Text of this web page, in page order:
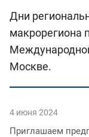
Дни
макрорегиона
Москве.
4 июня 2024
Приглашаем